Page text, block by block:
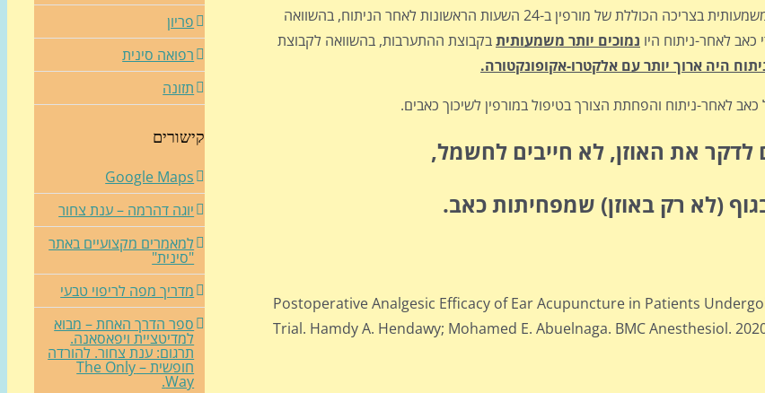
מהנתונים עולה כי בקבוצת ההתערבות (אלה שקבלו דיקור) תועדה ירידה משמעותית בצריכה הכוללת של מורפין ב-24 השעות הראשונות לאחר הניתוח, בהשוואה
נמוכים יותר משמעותיתבקבוצת ההתערבות, בהשוואה לקבוצת
היה ארוך יותר עם אלקטרו-אקופונקטורה.
לאחר-ניתוח והפחתת הצורך בטיפול במורפין לשיכוך כאבים.
לדקר את האוזן, לא חייבים לחשמל,
(לא רק באוזן) שמפחיתות כאב.
Postoperative Analgesic Efficacy of Ear Acupuncture in Patients
Trial. Hamdy A. Hendawy; Mohamed E. Abuelnaga. BMC Anesthesiol.
פריון
רפואה סינית
תזונה
קישורים
Google Maps
יוגה דהרמה – ענת צחור
למאמרים מקצועיים באתר
"סינית"
מדריך מפה לריפוי טבעי
ספר הדרך האחת – מבוא
למדיטציית ויפאסאנה.
תרגום: ענת צחור. להורדה
חופשית – The Only
Way.